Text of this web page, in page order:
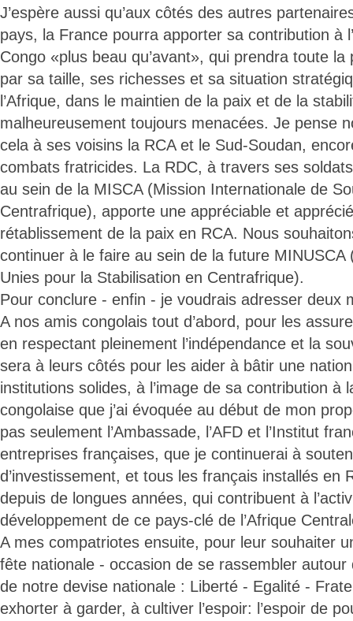
J’espère aussi qu’aux côtés des autres
pays, la France pourra apporter sa contribution à
Congo «plus beau qu’avant», qui prendra toute
par sa taille, ses richesses et sa situation
l’Afrique, dans le maintien de la paix et de la
malheureusement toujours menacées. Je pense
cela à ses voisins la RCA et le Sud-Soudan,
combats fratricides. La RDC, à travers ses
au sein de la MISCA (Mission Internationale de
Centrafrique), apporte une appréciable et
rétablissement de la paix en RCA. Nous
continuer à le faire au sein de la future MINUSCA
Unies pour la Stabilisation en Centrafrique).
Pour conclure - enfin - je voudrais adresser deux
A nos amis congolais tout d’abord, pour les
en respectant pleinement l’indépendance et la
sera à leurs côtés pour les aider à bâtir une
institutions solides, à l’image de sa contribution à
congolaise que j’ai évoquée au début de mon
pas seulement l’Ambassade, l’AFD et l’Institut
entreprises françaises, que je continuerai à
d’investissement, et tous les français installés en
depuis de longues années, qui contribuent à
développement de ce pays-clé de l’Afrique
A mes compatriotes ensuite, pour leur souhaiter
fête nationale - occasion de se rassembler
de notre devise nationale : Liberté - Egalité -
exhorter à garder, à cultiver l’espoir: l’espoir de